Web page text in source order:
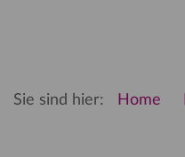
Sie sind hier: Home